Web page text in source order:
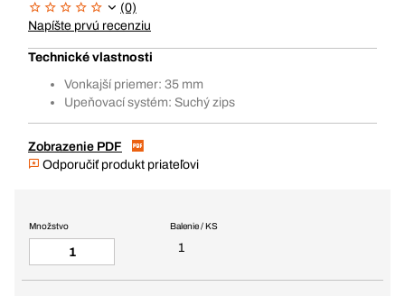
(0)
Napíšte prvú recenziu
Technické vlastnosti
Vonkajší priemer: 35 mm
Upeňovací systém: Suchý zips
Zobrazenie PDF
Odporučiť produkt priateľovi
Balenie / KS
1
Množstvo